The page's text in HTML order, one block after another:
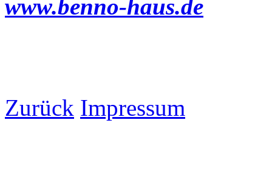
www.benno-haus.de
Zurück Impressum